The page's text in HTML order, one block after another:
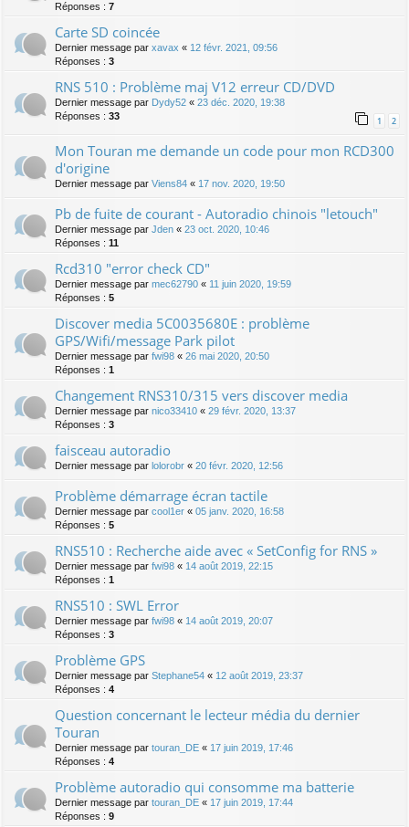
Réponses : 7
Carte SD coincée
Dernier message par xavax « 12 févr. 2021, 09:56
Réponses : 3
RNS 510 : Problème maj V12 erreur CD/DVD
Dernier message par Dydy52 « 23 déc. 2020, 19:38
Réponses : 33 1 2
Mon Touran me demande un code pour mon RCD300
d'origine
Dernier message par Viens84 « 17 nov. 2020, 19:50
Pb de fuite de courant - Autoradio chinois "letouch"
Dernier message par Jden « 23 oct. 2020, 10:46
Réponses : 11
Rcd310 "error check CD"
Dernier message par mec62790 « 11 juin 2020, 19:59
Réponses : 5
Discover media 5C0035680E : problème
GPS/Wifi/message Park pilot
Dernier message par fwi98 « 26 mai 2020, 20:50
Réponses : 1
Changement RNS310/315 vers discover media
Dernier message par nico33410 « 29 févr. 2020, 13:37
Réponses : 3
faisceau autoradio
Dernier message par lolorobr « 20 févr. 2020, 12:56
Problème démarrage écran tactile
Dernier message par cool1er « 05 janv. 2020, 16:58
Réponses : 5
RNS510 : Recherche aide avec « SetConfig for RNS »
Dernier message par fwi98 « 14 août 2019, 22:15
Réponses : 1
RNS510 : SWL Error
Dernier message par fwi98 « 14 août 2019, 20:07
Réponses : 3
Problème GPS
Dernier message par Stephane54 « 12 août 2019, 23:37
Réponses : 4
Question concernant le lecteur média du dernier
Touran
Dernier message par touran_DE « 17 juin 2019, 17:46
Réponses : 4
Problème autoradio qui consomme ma batterie
Dernier message par touran_DE « 17 juin 2019, 17:44
Réponses : 9